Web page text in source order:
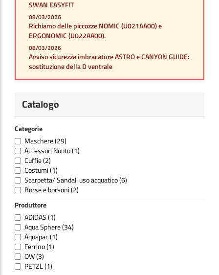
SWAN EASYFIT
08/03/2026
Richiamo delle piccozze NOMIC (U021AA00) e
ERGONOMIC (U022AA00).
08/03/2026
Avviso sicurezza imbracature ASTRO e CANYON GUIDE:
sostituzione della D ventrale
Catalogo
Categorie
Maschere(29)
Accessori Nuoto(1)
Cuffie(2)
Costumi(1)
Scarpetta/ Sandali uso acquatico(6)
Borse e borsoni(2)
Produttore
ADIDAS(1)
Aqua Sphere(34)
Aquapac(1)
Ferrino(1)
OW(3)
PETZL(1)